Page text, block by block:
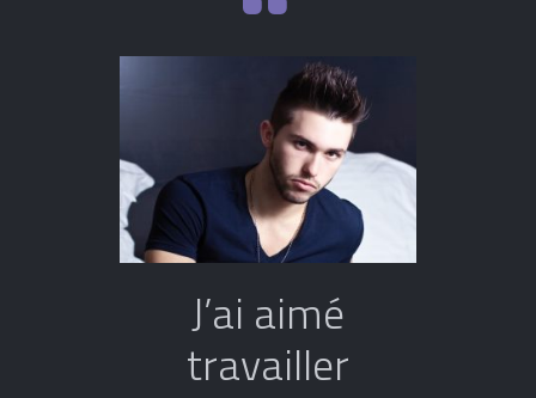
J’ai aimé
travailler